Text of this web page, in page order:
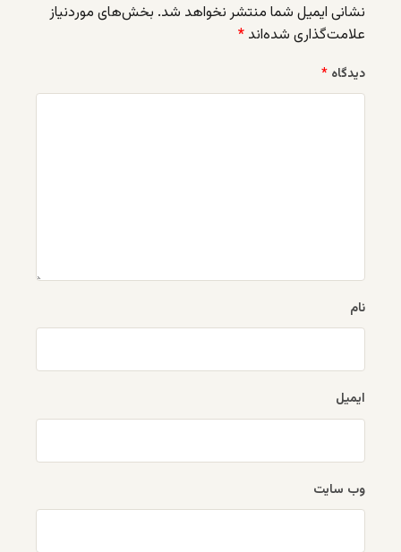
نشانی ایمیل شما منتشر نخواهد شد. بخش‌های موردنیاز
علامت‌گذاری شده‌اند *
دیدگاه *
نام
ایمیل
وب‌ سایت